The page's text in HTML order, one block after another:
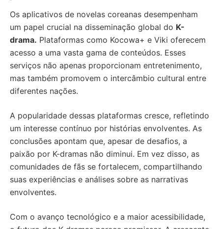
Os aplicativos de novelas coreanas desempenham
um papel crucial na disseminação global do K-
drama. Plataformas como Kocowa+ e Viki oferecem
acesso a uma vasta gama de conteúdos. Esses
serviços não apenas proporcionam entretenimento,
mas também promovem o intercâmbio cultural entre
diferentes nações.
A popularidade dessas plataformas cresce, refletindo
um interesse contínuo por histórias envolventes. As
conclusões apontam que, apesar de desafios, a
paixão por K-dramas não diminui. Em vez disso, as
comunidades de fãs se fortalecem, compartilhando
suas experiências e análises sobre as narrativas
envolventes.
Com o avanço tecnológico e a maior acessibilidade,